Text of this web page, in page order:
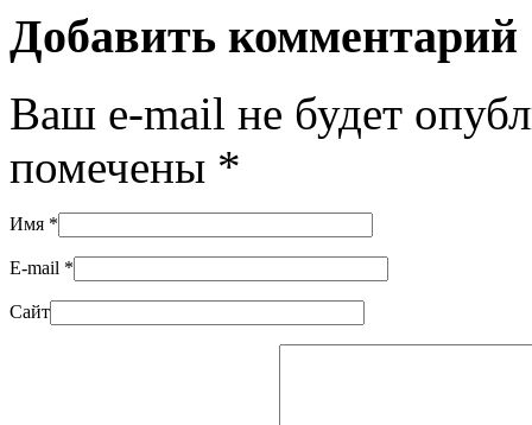
Добавить комментарий
Ваш e-mail не будет
помечены *
Имя *
E-mail *
Сайт